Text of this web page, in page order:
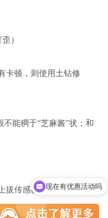
）
卡顿，则使用土钻修
能稠于“芝麻酱"状；和
拔传感器，防止气体再
可以介绍下你们的产品么